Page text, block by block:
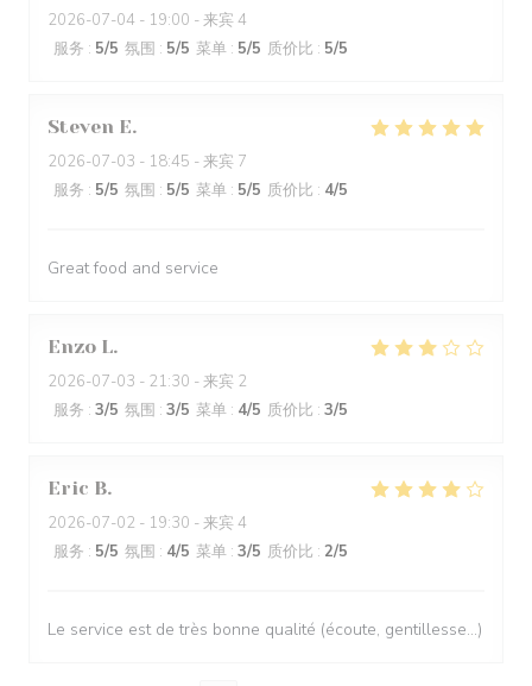
2026-07-04 - 19:00 - 来宾 4
服务 : 5/5 氛围 : 5/5 菜单 : 5/5 质价比 : 5/5
Steven E
2026-07-03 - 18:45 - 来宾 7
服务 : 5/5 氛围 : 5/5 菜单 : 5/5 质价比 : 4/5
Great food and service
Enzo L
2026-07-03 - 21:30 - 来宾 2
服务 : 3/5 氛围 : 3/5 菜单 : 4/5 质价比 : 3/5
Eric B
2026-07-02 - 19:30 - 来宾 4
服务 : 5/5 氛围 : 4/5 菜单 : 3/5 质价比 : 2/5
Le service est de très bonne qualité (écoute, gentillesse…)